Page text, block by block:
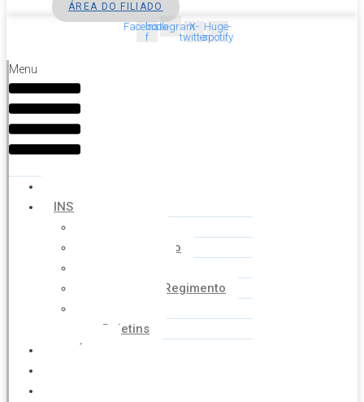
ÁREA DO FILIADO
Facebook-
f
InstagramX-
twitter
Huge-
spotify
Menu
INSTITUCIONAL
Coordenação
Estatuto e Regimento
Boletins
NOTÍCIAS